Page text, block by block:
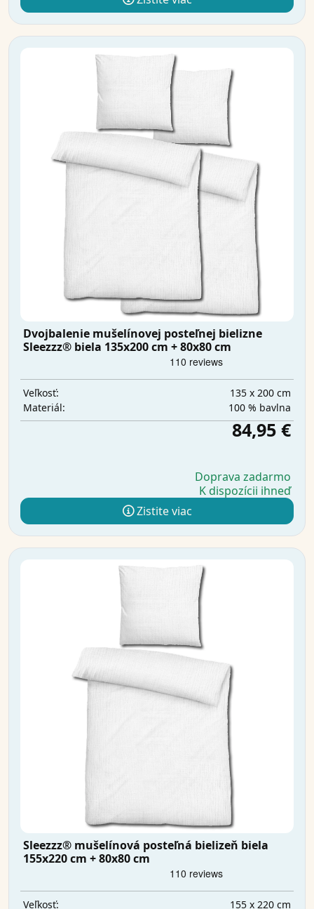
Dvojbalenie mušelínovej posteľnej bielizne
Sleezzz® biela 135x200 cm + 80x80 cm
Veľkosť:
135 x 200 cm
Materiál:
100 % bavlna
84,95 €
Doprava zadarmo
K dispozícii ihneď
Zistite viac
Sleezzz® mušelínová posteľná bielizeň biela
155x220 cm + 80x80 cm
Veľkosť: 155 x 220 cm